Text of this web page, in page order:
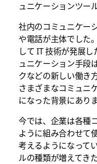
ュニケーションツー
社内のコミュニケー
や電話が主体でした
して IT 技術が発展
ュニケーション手段
クなどの新しい働き
さまざまなコミュニ
になった背景にありま
今では、企業は各種
ように組み合わせて
考えるようになって
ルの種類が増えてき